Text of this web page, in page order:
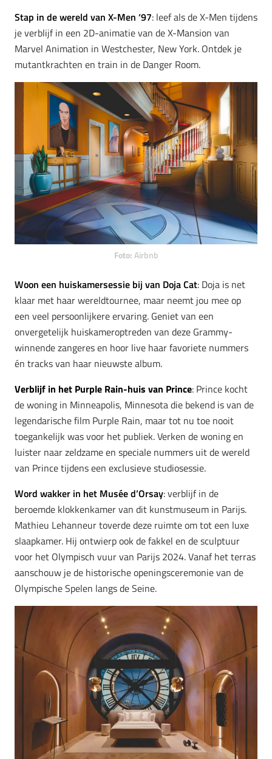
Stap in de wereld van X-Men ‘97: leef als de X-Men tijdens
je verblijf in een 2D-animatie van de X-Mansion van
Marvel Animation in Westchester, New York. Ontdek je
mutantkrachten en train in de Danger Room.
Foto: Airbnb
Woon een huiskamersessie bij van Doja Cat: Doja is net
klaar met haar wereldtournee, maar neemt jou mee op
een veel persoonlijkere ervaring. Geniet van een
onvergetelijk huiskameroptreden van deze Grammy-
winnende zangeres en hoor live haar favoriete nummers
én tracks van haar nieuwste album.
Verblijf in het Purple Rain-huis van Prince: Prince kocht
de woning in Minneapolis, Minnesota die bekend is van de
legendarische film Purple Rain, maar tot nu toe nooit
toegankelijk was voor het publiek. Verken de woning en
luister naar zeldzame en speciale nummers uit de wereld
van Prince tijdens een exclusieve studiosessie.
Word wakker in het Musée d’Orsay: verblijf in de
beroemde klokkenkamer van dit kunstmuseum in Parijs.
Mathieu Lehanneur toverde deze ruimte om tot een luxe
slaapkamer. Hij ontwierp ook de fakkel en de sculptuur
voor het Olympisch vuur van Parijs 2024. Vanaf het terras
aanschouw je de historische openingsceremonie van de
Olympische Spelen langs de Seine.